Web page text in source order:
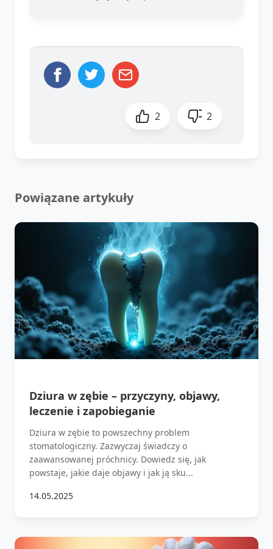
2 2
Powiązane artykuły
Dziura w zębie – przyczyny, objawy,
leczenie i zapobieganie
Dziura w zębie to powszechny problem
stomatologiczny. Zazwyczaj świadczy o
zaawansowanej próchnicy. Dowiedz się, jak
powstaje, jakie daje objawy i jak ją sku...
14.05.2025